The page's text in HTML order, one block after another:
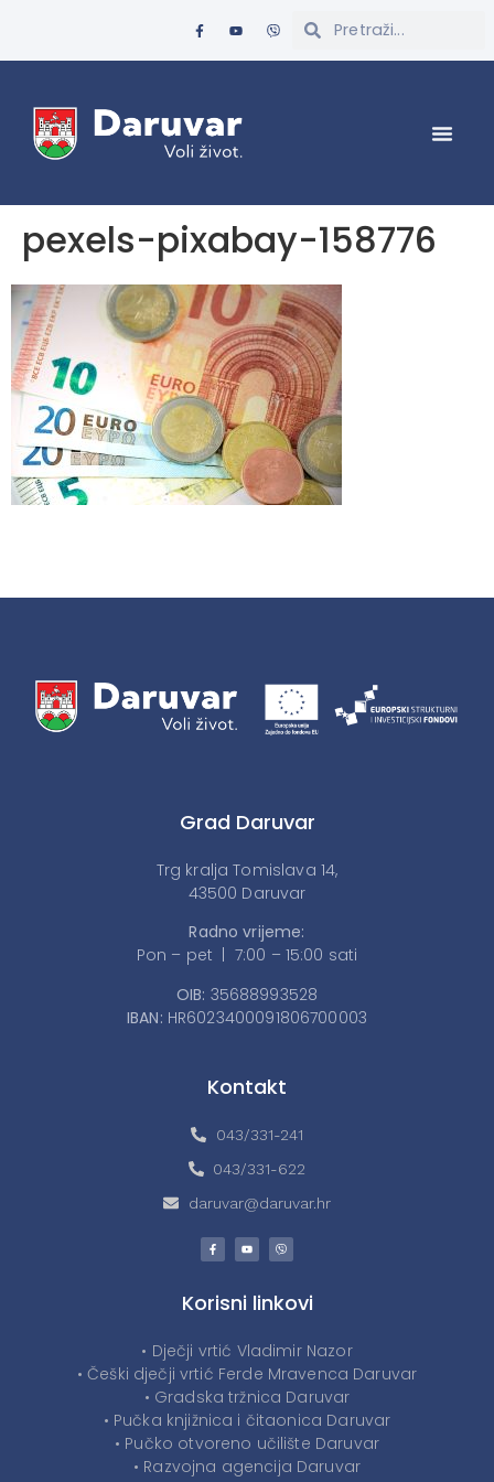
pexels-pixabay-158776
Grad Daruvar
Trg kralja Tomislava 14,
43500 Daruvar
Radno vrijeme:
Pon – pet | 7:00 – 15:00 sati
OIB: 35688993528
IBAN: HR6023400091806700003
Kontakt
043/331-241
043/331-622
daruvar@daruvar.hr
Korisni linkovi
• Dječji vrtić Vladimir Nazor
• Češki dječji vrtić Ferde Mravenca Daruvar
• Gradska tržnica Daruvar
• Pučka knjižnica i čitaonica Daruvar
• Pučko otvoreno učilište Daruvar
• Razvojna agencija Daruvar